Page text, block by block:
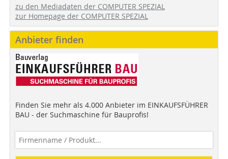
zu den Mediadaten der COMPUTER SPEZIAL
zur Homepage der COMPUTER SPEZIAL
Anbieter finden
Finden Sie mehr als 4.000 Anbieter im EINKAUFSFÜHRER
BAU - der Suchmaschine für Bauprofis!